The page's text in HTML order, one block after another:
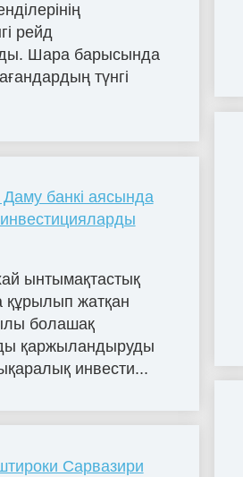
рейд
Шара барысында
түнгі
банкі аясында
ынтымақтастық
жатқан
болашақ
қаржыландыруды
инвести...
Сарвазири